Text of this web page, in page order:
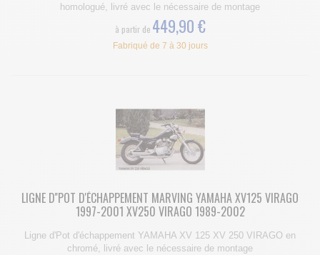
homologué, livré avec le nécessaire de montage
à partir de 449,90 €
Fabriqué de 7 à 30 jours
LIGNE D''POT D'ÉCHAPPEMENT MARVING YAMAHA XV125 VIRAGO
1997-2001 XV250 VIRAGO 1989-2002
Ligne d'Pot d'échappement YAMAHA XV 125 XV 250 VIRAGO en
chromé, livré avec le nécessaire de montage